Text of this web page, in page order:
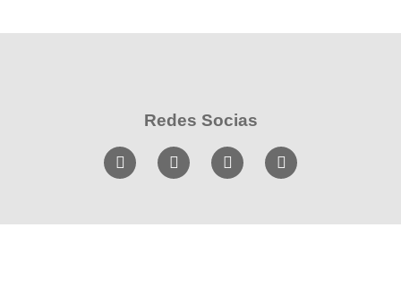
Redes Socias